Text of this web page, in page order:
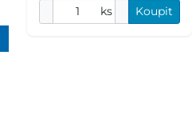
ks Koupit